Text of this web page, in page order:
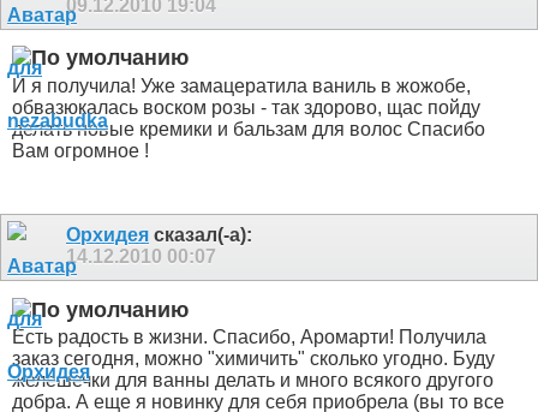
09.12.2010 19:04
И я получила! Уже замацератила ваниль в жожобе,
обвазюкалась воском розы - так здорово, щас пойду
делать новые кремики и бальзам для волос Спасибо
Вам огромное !
Орхидея сказал(-а):
14.12.2010 00:07
Есть радость в жизни. Спасибо, Аромарти! Получила
заказ сегодня, можно "химичить" сколько угодно. Буду
желешечки для ванны делать и много всякого другого
добра. А еще я новинку для себя приобрела (вы то все